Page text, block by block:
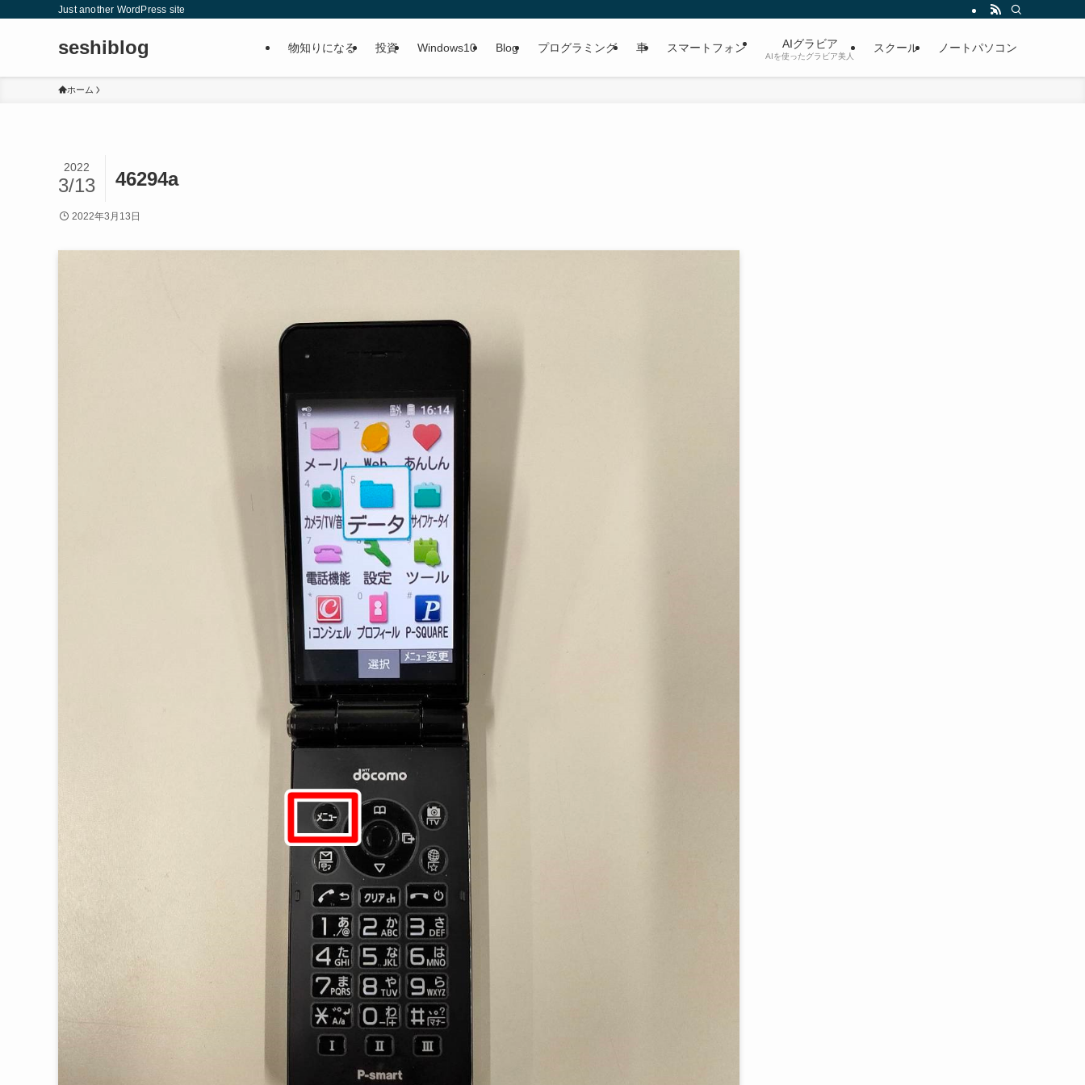
Just another WordPress site
seshiblog 物知りになる 投資 Windows10 Blog プログラミング 車 スマートフォン AIグラビア
AIを使ったグラビア美人
スクール ノートパソコン
ホーム
46294a
2022
3/13
2022年3月13日